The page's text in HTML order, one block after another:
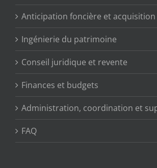
Anticipation foncière et acquisition
Ingénierie du patrimoine
Conseil juridique et revente
Finances et budgets
Administration, coordination et
FAQ